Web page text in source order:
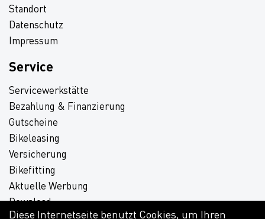
Standort
Datenschutz
Impressum
Service
Servicewerkstätte
Bezahlung & Finanzierung
Gutscheine
Bikeleasing
Versicherung
Bikefitting
Aktuelle Werbung
Download
Diese Internetseite benutzt Cookies, um Ihren